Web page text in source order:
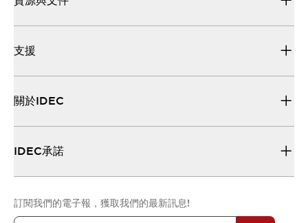
支援
關於IDEC
IDEC承諾
訂閱我們的電子報，獲取我們的最新訊息!